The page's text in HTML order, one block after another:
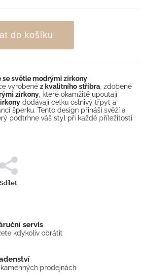
do košíku
světle modrými zirkony
vyrobené z kvalitního stříbra , zdobené
zirkony , které okamžitě upoutají
dodávají celku oslnivý třpyt a
šperku. Tento design přináší svěží a
podtrhne váš styl při každé příležitosti.
Sdílet
servis
kdykoliv obrátit
prodejnách